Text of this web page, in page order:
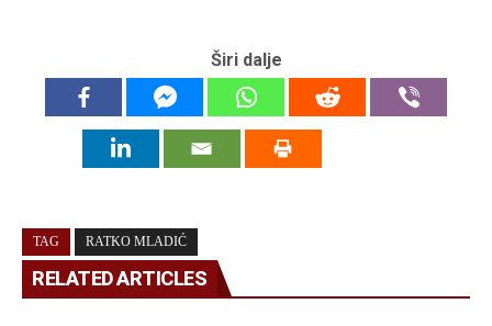
Širi dalje
TAG RATKO MLADIĆ
RELATED ARTICLES